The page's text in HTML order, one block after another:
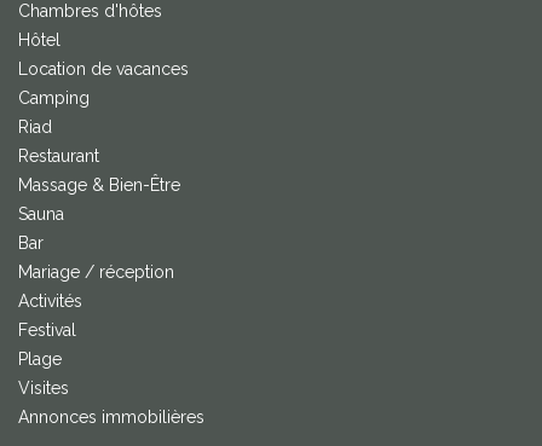
Chambres d'hôtes
Hôtel
Location de vacances
Camping
Riad
Restaurant
Massage & Bien-Être
Sauna
Bar
Mariage / réception
Activités
Festival
Plage
Visites
Annonces immobilières